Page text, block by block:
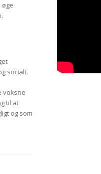
socialt.
voksne
til at
og som